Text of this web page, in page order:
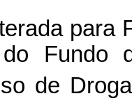
para
Fundo
de